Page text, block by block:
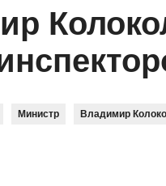
Министр Владимир